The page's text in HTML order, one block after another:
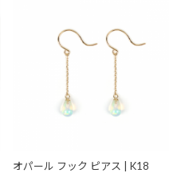
オパール フック ピアス | K18